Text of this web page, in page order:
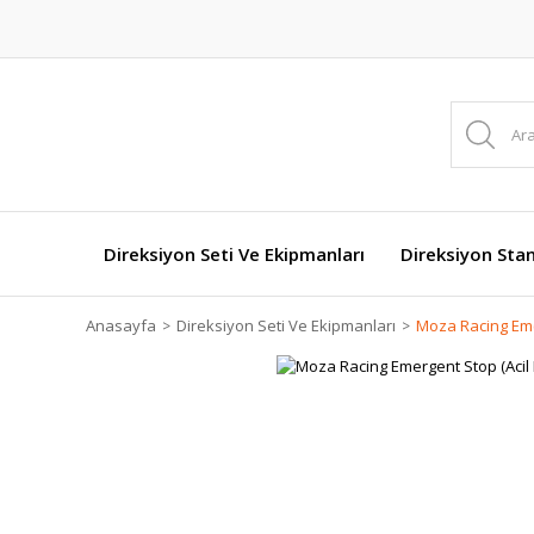
Direksiyon Seti Ve Ekipmanları Direksiyon
Anasayfa Direksiyon Seti Ve Ekipmanları Moza Racing